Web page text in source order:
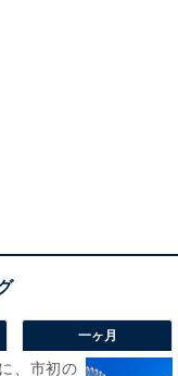
一ヶ月
、市初の